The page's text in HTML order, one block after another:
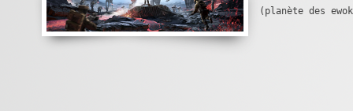
(planète des